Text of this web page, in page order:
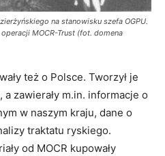
na stanowisku szefa OGPU.
MOCR-Trust (fot. domena
też o Polsce. Tworzył je
a zawierały m.in. informacje o
w naszym kraju, dane o
traktatu ryskiego.
od MOCR kupowały